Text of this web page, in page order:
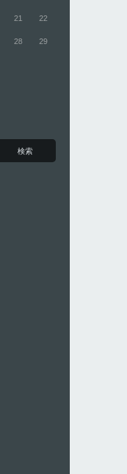
21 22
28 29